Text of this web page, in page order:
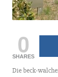
0
SHARES
Die beck-